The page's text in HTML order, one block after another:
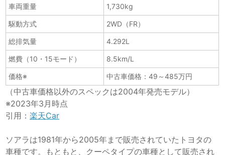
車両重量 1,730kg
駆動方式 2WD（FR）
総排気量 4.292L
燃費（10・15モード） 8.5km/L
価格※ 中古車価格：49～485万円
（中古車価格以外のスペックは2004年発売モデル）
※2023年3月時点
引用：楽天Car
ソアラは1981年から2005年まで販売されていたトヨタの
車種です。もともと、クーペタイプの車種として販売され